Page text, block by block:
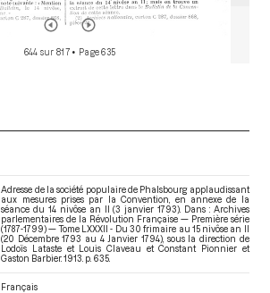
644 sur 817 • Page 635
Adresse de la société populaire de Phalsbourg applaudissant
aux mesures prises par la Convention, en annexe de la
séance du 14 nivôse an II (3 janvier 1793). Dans : Archives
parlementaires de la Révolution Française — Première série
(1787-1799) — Tome LXXXII - Du 30 frimaire au 15 nivôse an II
(20 Décembre 1793 au 4 Janvier 1794) , sous la direction de
Lodoïs Lataste et Louis Claveau et Constant Pionnier et
Gaston Barbier. 1913. p. 635.
Français